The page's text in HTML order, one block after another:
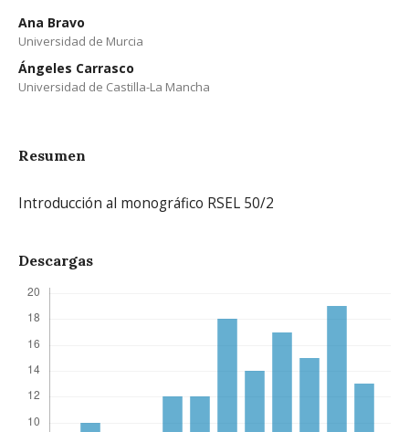
Ana Bravo
Universidad de Murcia
Ángeles Carrasco
Universidad de Castilla-La Mancha
Resumen
Introducción al monográfico RSEL 50/2
Descargas